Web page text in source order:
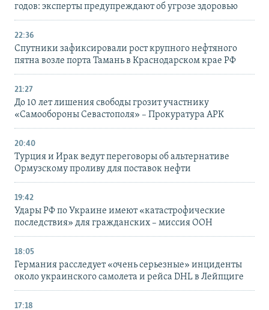
годов: эксперты предупреждают об угрозе здоровью
22:36
Спутники зафиксировали рост крупного нефтяного
пятна возле порта Тамань в Краснодарском крае РФ
21:27
До 10 лет лишения свободы грозит участнику
«Самообороны Севастополя» – Прокуратура АРК
20:40
Турция и Ирак ведут переговоры об альтернативе
Ормузскому проливу для поставок нефти
19:42
Удары РФ по Украине имеют «катастрофические
последствия» для гражданских – миссия ООН
18:05
Германия расследует «очень серьезные» инциденты
около украинского самолета и рейса DHL в Лейпциге
17:18